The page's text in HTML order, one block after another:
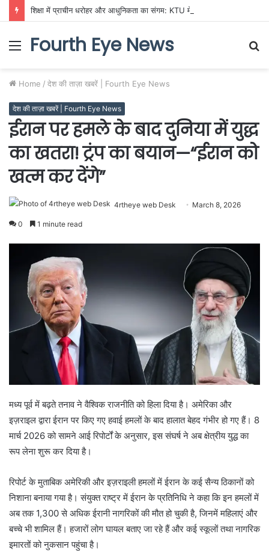
Menu
Fourth Eye News
Home / देश की ताज़ा खबरें | Fourth Eye News
देश की ताज़ा खबरें | Fourth Eye News
ईरान पर हमले के बाद दुनिया में युद्ध
का खतरा! ट्रंप का बयान—“ईरान को
खत्म कर देंगे”
4rtheye web Desk March 8, 2026
0 1 minute read
मध्य पूर्व में बढ़ते तनाव ने वैश्विक राजनीति को हिला दिया है। अमेरिका और
इज़राइल द्वारा ईरान पर किए गए हवाई हमलों के बाद हालात बेहद गंभीर हो गए हैं। 8
मार्च 2026 को सामने आई रिपोर्टों के अनुसार, इस संघर्ष ने अब क्षेत्रीय युद्ध का
रूप लेना शुरू कर दिया है।
रिपोर्ट के मुताबिक अमेरिकी और इज़राइली हमलों में ईरान के कई सैन्य ठिकानों को
निशाना बनाया गया है। संयुक्त राष्ट्र में ईरान के प्रतिनिधि ने कहा कि इन हमलों में
अब तक 1,300 से अधिक ईरानी नागरिकों की मौत हो चुकी है, जिनमें महिलाएं और
बच्चे भी शामिल हैं। हजारों लोग घायल बताए जा रहे हैं और कई स्कूलों तथा नागरिक
इमारतों को नुकसान पहुंचा है।